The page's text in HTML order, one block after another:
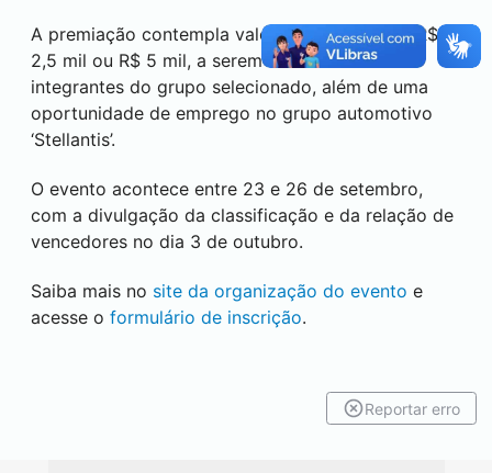
A premiação contempla valores de R$ 1,5 mil, R$
2,5 mil ou R$ 5 mil, a serem divididos entre os
integrantes do grupo selecionado, além de uma
oportunidade de emprego no grupo automotivo
‘Stellantis’.
O evento acontece entre 23 e 26 de setembro,
com a divulgação da classificação e da relação de
vencedores no dia 3 de outubro.
Saiba mais no site da organização do evento e
acesse o formulário de inscrição.
Reportar erro